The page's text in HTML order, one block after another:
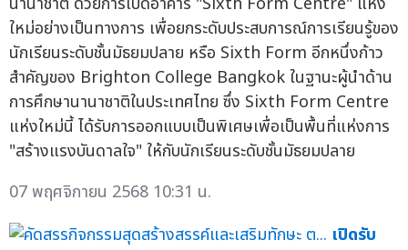
ใหม่อย่างเป็นทางการ เพื่อยกระดับประสบการณ์การเรียนรู้ของ
นักเรียนระดับชั้นมัธยมปลาย หรือ Sixth Form อีกหนึ่งก้าว
สำคัญของ Brighton College Bangkok ในฐานะผู้นำด้าน
การศึกษานานาชาติในประเทศไทย ซึ่ง Sixth Form Centre
แห่งใหม่นี้ ได้รับการออกแบบเป็นพิเศษเพื่อเป็นพื้นที่แห่งการ
"สร้างแรงบันดาลใจ" ให้กับนักเรียนระดับชั้นมัธยมปลาย
07 พฤศจิกายน 2568 10:31 น.
เปิดรับ